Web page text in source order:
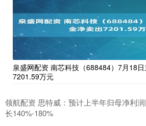
泉盛网配资 南芯科技（688484）7月18
7201.59万元
领航配资 思特威：预计上半年归母净利
长140%-180%